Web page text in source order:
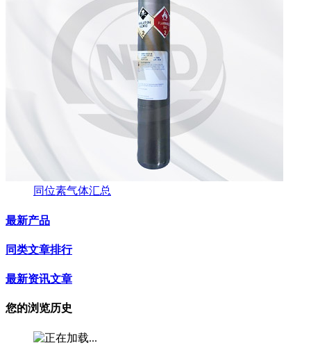
同位素气体汇总
最新产品
同类文章排行
最新资讯文章
您的浏览历史